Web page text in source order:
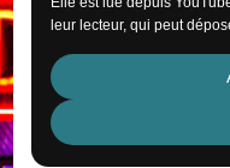
leur lecteur, qui peut